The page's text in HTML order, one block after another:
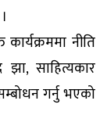
नीति
झा, साहित्यकार
गर्नु भएको